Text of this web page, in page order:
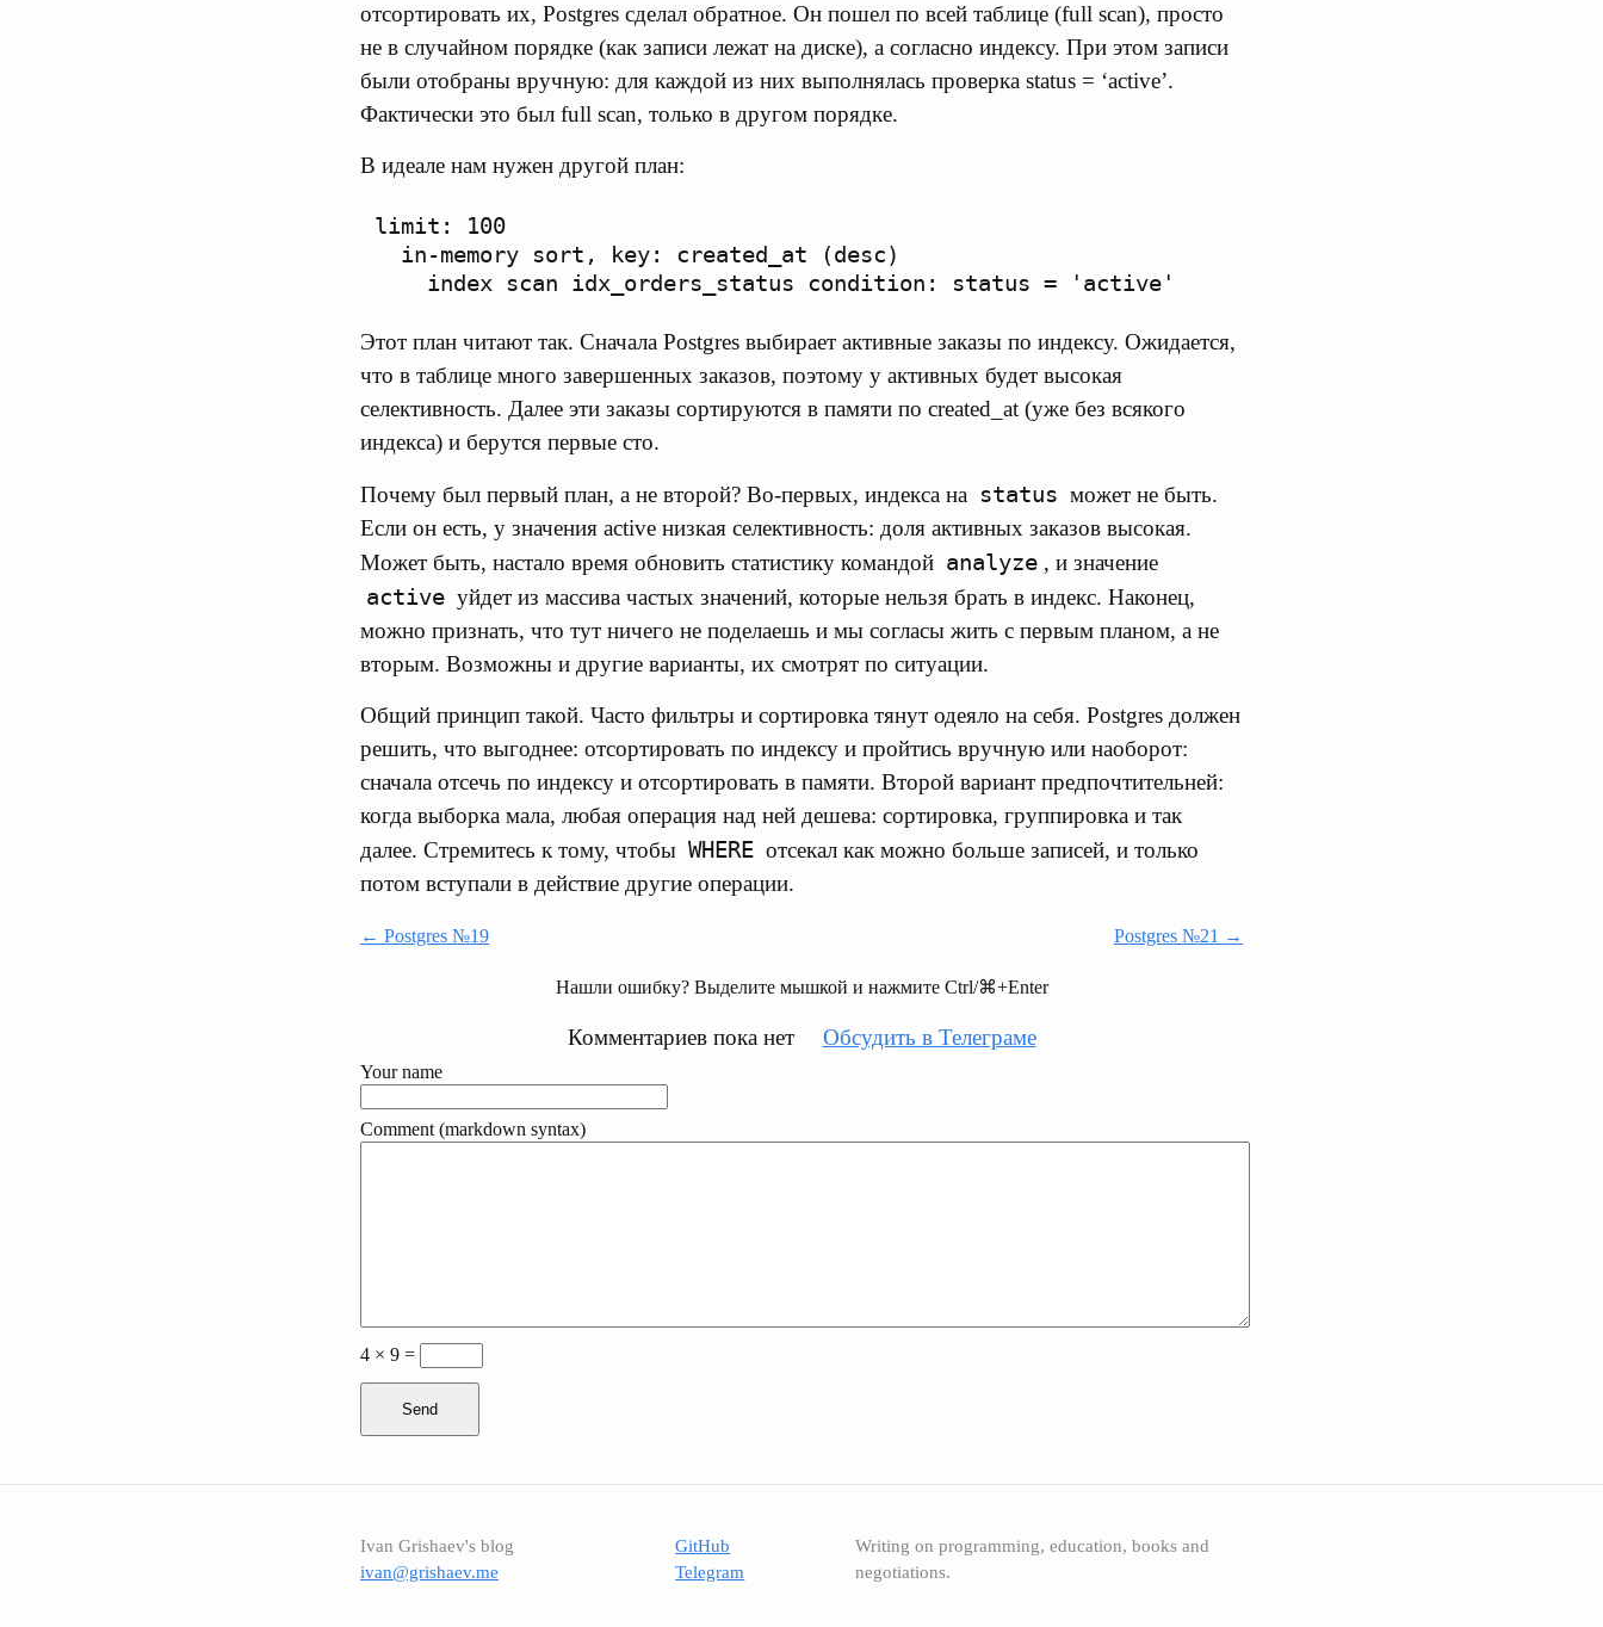
отсортировать их, Postgres сделал обратное. Он пошел по всей таблице (full scan), просто
не в случайном порядке (как записи лежат на диске), а согласно индексу. При этом записи
были отобраны вручную: для каждой из них выполнялась проверка status = ‘active’.
Фактически это был full scan, только в другом порядке.
В идеале нам нужен другой план:
limit: 100
  in-memory sort, key: created_at (desc)
Этот план читают так. Сначала Postgres выбирает активные заказы по индексу. Ожидается,
что в таблице много завершенных заказов, поэтому у активных будет высокая
селективность. Далее эти заказы сортируются в памяти по created_at (уже без всякого
индекса) и берутся первые сто.
Почему был первый план, а не второй? Во-первых, индекса на status может не быть.
Если он есть, у значения active низкая селективность: доля активных заказов высокая.
Может быть, настало время обновить статистику командой analyze , и значение
active уйдет из массива частых значений, которые нельзя брать в индекс. Наконец,
можно признать, что тут ничего не поделаешь и мы согласы жить с первым планом, а не
вторым. Возможны и другие варианты, их смотрят по ситуации.
Общий принцип такой. Часто фильтры и сортировка тянут одеяло на себя. Postgres должен
решить, что выгоднее: отсортировать по индексу и пройтись вручную или наоборот:
сначала отсечь по индексу и отсортировать в памяти. Второй вариант предпочтительней:
когда выборка мала, любая операция над ней дешева: сортировка, группировка и так
далее. Стремитесь к тому, чтобы WHERE отсекал как можно больше записей, и только
потом вступали в действие другие операции.
← Postgres №19 Postgres №21 →
Нашли ошибку? Выделите мышкой и нажмите Ctrl/⌘+Enter
Комментариев пока нет Обсудить в Телеграме
Your name
Comment (markdown syntax)
4 × 9 =
Send
Ivan Grishaev's blog
ivan@grishaev.me
GitHub
Telegram
Writing on programming, education, books and
negotiations.